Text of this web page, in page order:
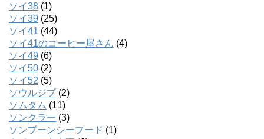
ソイ38 (1)
ソイ39 (25)
ソイ41 (44)
ソイ41のコーヒー屋さん (4)
ソイ49 (6)
ソイ50 (2)
ソイ52 (5)
ソウルジブ (2)
ソムタム (11)
ソンクラー (3)
ソンブーンシーフード (1)